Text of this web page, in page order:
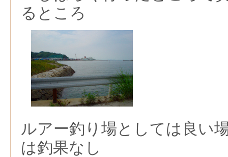
るところ
ルアー釣り場としては良い
は釣果なし